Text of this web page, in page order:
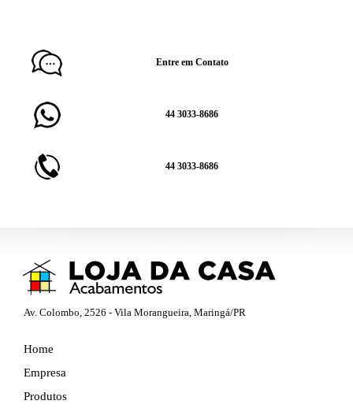
Entre em Contato
44 3033-8686
44 3033-8686
Av. Colombo, 2526 - Vila Morangueira, Maringá/PR
Home
Empresa
Produtos